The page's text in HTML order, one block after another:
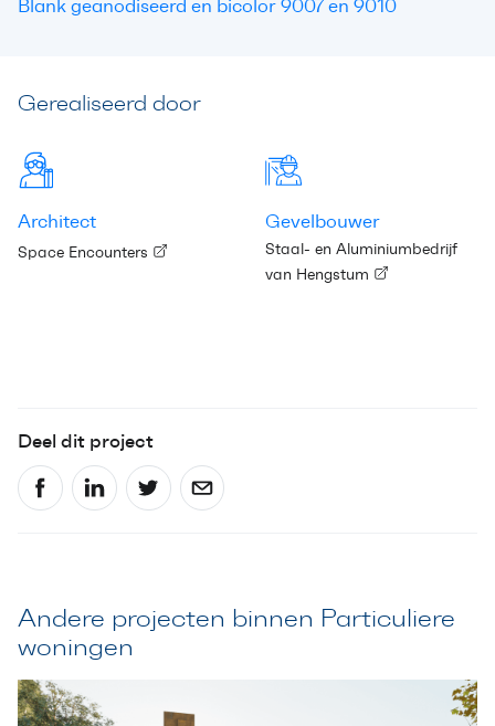
Blank geanodiseerd en bicolor 9007 en 9010
Gerealiseerd door
Architect
Space Encounters
Gevelbouwer
Staal- en Aluminiumbedrijf
van Hengstum
Deel dit project
Andere projecten binnen Particuliere
woningen